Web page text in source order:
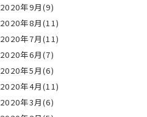
2020年9月(9)
2020年8月(11)
2020年7月(11)
2020年6月(7)
2020年5月(6)
2020年4月(11)
2020年3月(6)